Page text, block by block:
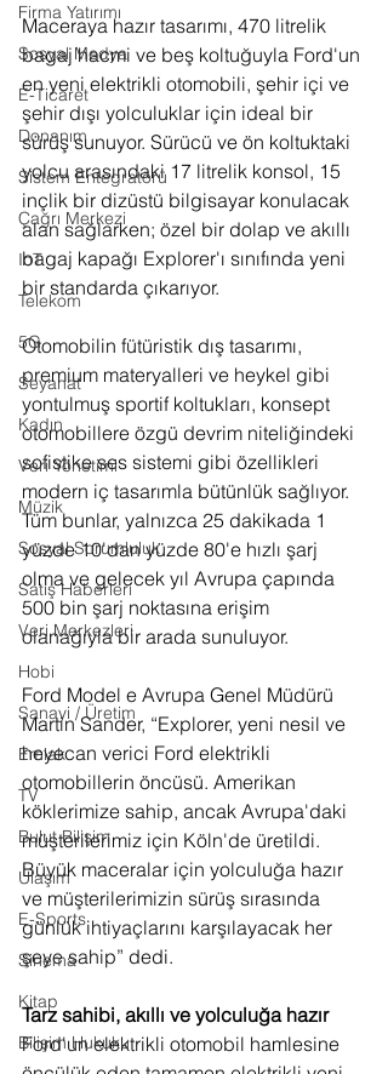
Firma Yatırımı
Sosyal Medya
E-Ticaret
Donanım
Sistem Entegratörü
Çağrı Merkezi
IoT
Telekom
5G
Seyahat
Kadın
Veri Yönetimi
Müzik
Sosyal Sorumluluk
Satış Haberleri
Veri Merkezleri
Hobi
Sanayi / Üretim
Emlak
TV
Bulut Bilişim
Ulaşım
E-Sports
Sinema
Kitap
Bilişim Hukuku
Maceraya hazır tasarımı, 470 litrelik
bagaj hacmi ve beş koltuğuyla Ford'un
en yeni elektrikli otomobili, şehir içi ve
şehir dışı yolculuklar için ideal bir
sürüş sunuyor. Sürücü ve ön koltuktaki
yolcu arasındaki 17 litrelik konsol, 15
inçlik bir dizüstü bilgisayar konulacak
alan sağlarken; özel bir dolap ve akıllı
bagaj kapağı Explorer'ı sınıfında yeni
bir standarda çıkarıyor.
Otomobilin fütüristik dış tasarımı,
premium materyalleri ve heykel gibi
yontulmuş sportif koltukları, konsept
otomobillere özgü devrim niteliğindeki
sofistike ses sistemi gibi özellikleri
modern iç tasarımla bütünlük sağlıyor.
Tüm bunlar, yalnızca 25 dakikada 1
yüzde 10'dan yüzde 80'e hızlı şarj
olma ve gelecek yıl Avrupa çapında
500 bin şarj noktasına erişim
olanağıyla bir arada sunuluyor.
Ford Model e Avrupa Genel Müdürü
Martin Sander, “Explorer, yeni nesil ve
heyecan verici Ford elektrikli
otomobillerin öncüsü. Amerikan
köklerimize sahip, ancak Avrupa'daki
müşterilerimiz için Köln'de üretildi.
Büyük maceralar için yolculuğa hazır
ve müşterilerimizin sürüş sırasında
günlük ihtiyaçlarını karşılayacak her
şeye sahip” dedi.
Tarz sahibi, akıllı ve yolculuğa hazır
Ford'un elektrikli otomobil hamlesine